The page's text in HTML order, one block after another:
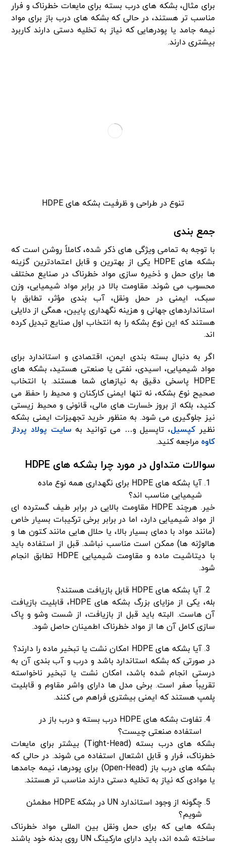
برای مثال، بشکه های درب بسته برای مایعات خطرناک و فرار
مناسب تر هستند، در حالی که بشکه های درب باز برای مواد
نیمه جامد یا پودرهایی که نیاز به تخلیه دستی دارند کاربرد
بیشتری دارند.
تنوع در طراحی و ظرفیت بشکه های HDPE
جمع بندی
با توجه به تمامی ویژگی های ذکر شده، کاملاً روشن است که
بشکه های HDPE یکی از بهترین و قابل اعتمادترین گزینه
ها برای حمل و ذخیره سازی مواد خطرناک در صنایع مختلف
محسوب می شوند. مقاومت بالا در برابر مواد شیمیایی، وزن
سبک، ایمنی در حمل ونقل، آب بندی مؤثر، تطابق با
استانداردهای جهانی و هزینه نگهداری پایین، همگی از دلایلی
هستند که این نوع بشکه را به انتخاب اول صنایع تبدیل کرده
اند.
اگر به دنبال بسته بندی ایمن، اقتصادی و استاندارد برای
مواد شیمیایی، اسیدی، نفتی یا صنعتی هستید، بشکه های
HDPE پاسخی دقیق به نیازهای شما هستند. با انتخاب
صحیح نوع بشکه، نه تنها ایمنی کارکنان و محیط را حفظ می
کنید، بلکه از بروز خسارت های مالی، قانونی و محیط زیستی
نیز جلوگیری می شود. به منظور خرید تجهیزات ایمنی بشکه
نظیر کپسیل، تاپسیل و… می توانید به سایت پولاد پرداز
کاوه مراجعه کنید.
سوالات متداول در مورد چرا بشکه های HDPE
آیا بشکه های HDPE برای نگهداری همه نوع ماده
شیمیایی مناسب اند؟
خیر. هرچند HDPE مقاومت بالایی در برابر طیف گسترده ای
از مواد شیمیایی دارد، اما در برابر برخی ترکیبات بسیار خاص
(مانند مواد با دمای بسیار بالا، یا حلال هایی مانند کتون ها و
هالوژنه ها) ممکن است مناسب نباشد. قبل از استفاده باید
با دیتاشیت ماده و مقاومت شیمیایی HDPE تطابق انجام
شود.
آیا بشکه های HDPE قابل بازیافت هستند؟
بله، یکی از مزایای بزرگ بشکه های HDPE، قابلیت بازیافت
آن هاست. البته باید قبل از بازیافت، از شست وشو و پاک
سازی کامل آن ها از مواد خطرناک اطمینان حاصل شود.
آیا بشکه های HDPE امکان نشت یا تبخیر ماده را دارند؟
در صورتی که بشکه استاندارد باشد و درب و آب بندی آن به
درستی انجام شده باشد، امکان نشت یا تبخیر ناخواسته
تقریباً صفر است. برخی مدل ها دارای واشر مقاوم و قابلیت
پلمپ هستند که ایمنی بیشتری فراهم می کنند.
تفاوت بشکه های HDPE درب بسته و درب باز در
استفاده صنعتی چیست؟
بشکه های درب بسته (Tight-Head) بیشتر برای مایعات
خطرناک، فرار و قابل اشتعال استفاده می شوند. در حالی که
بشکه های درب باز (Open-Head) برای پودرها، نیمه جامدها
یا موادی که نیاز به تخلیه دستی دارند مناسب تر هستند.
چگونه از وجود استاندارد UN در بشکه HDPE مطمئن
شویم؟
بشکه هایی که برای حمل ونقل بین المللی مواد خطرناک
ساخته شده اند، باید دارای مارکینگ UN روی بدنه خود باشند